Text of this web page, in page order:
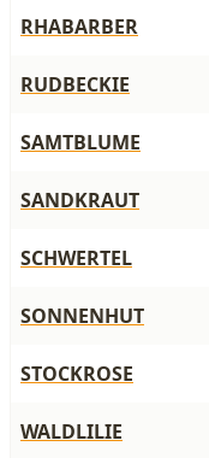
RHABARBER
RUDBECKIE
SAMTBLUME
SANDKRAUT
SCHWERTEL
SONNENHUT
STOCKROSE
WALDLILIE